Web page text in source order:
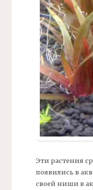
Эти растения
появились в
своей ниши в